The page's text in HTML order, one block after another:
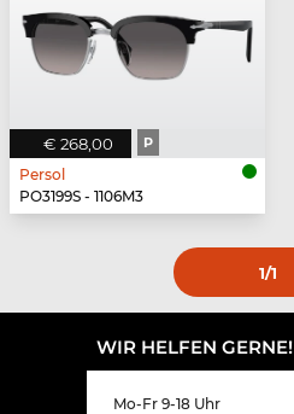
€ 268,00 P
Persol
PO3199S - 1106M3
1/1
WIR HELFEN GERNE!
Mo-Fr 9-18 Uhr